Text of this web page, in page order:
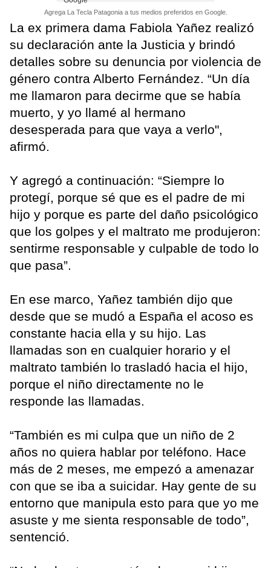
Agrega La Tecla Patagonia a tus medios preferidos en Google.
La ex primera dama Fabiola Yañez realizó
su declaración ante la Justicia y brindó
detalles sobre su denuncia por violencia de
género contra Alberto Fernández. “Un día
me llamaron para decirme que se había
muerto, y yo llamé al hermano
desesperada para que vaya a verlo",
afirmó.
Y agregó a continuación: “Siempre lo
protegí, porque sé que es el padre de mi
hijo y porque es parte del daño psicológico
que los golpes y el maltrato me produjeron:
sentirme responsable y culpable de todo lo
que pasa”.
En ese marco, Yañez también dijo que
desde que se mudó a España el acoso es
constante hacia ella y su hijo. Las
llamadas son en cualquier horario y el
maltrato también lo trasladó hacia el hijo,
porque el niño directamente no le
responde las llamadas.
“También es mi culpa que un niño de 2
años no quiera hablar por teléfono. Hace
más de 2 meses, me empezó a amenazar
con que se iba a suicidar. Hay gente de su
entorno que manipula esto para que yo me
asuste y me sienta responsable de todo”,
sentenció.